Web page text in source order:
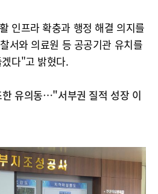
인프라 확충과 행정 해결 의지를
서와 의료원 등 공공기관 유치를
다"고 밝혔다.
유의동…"서부권 질적 성장 이